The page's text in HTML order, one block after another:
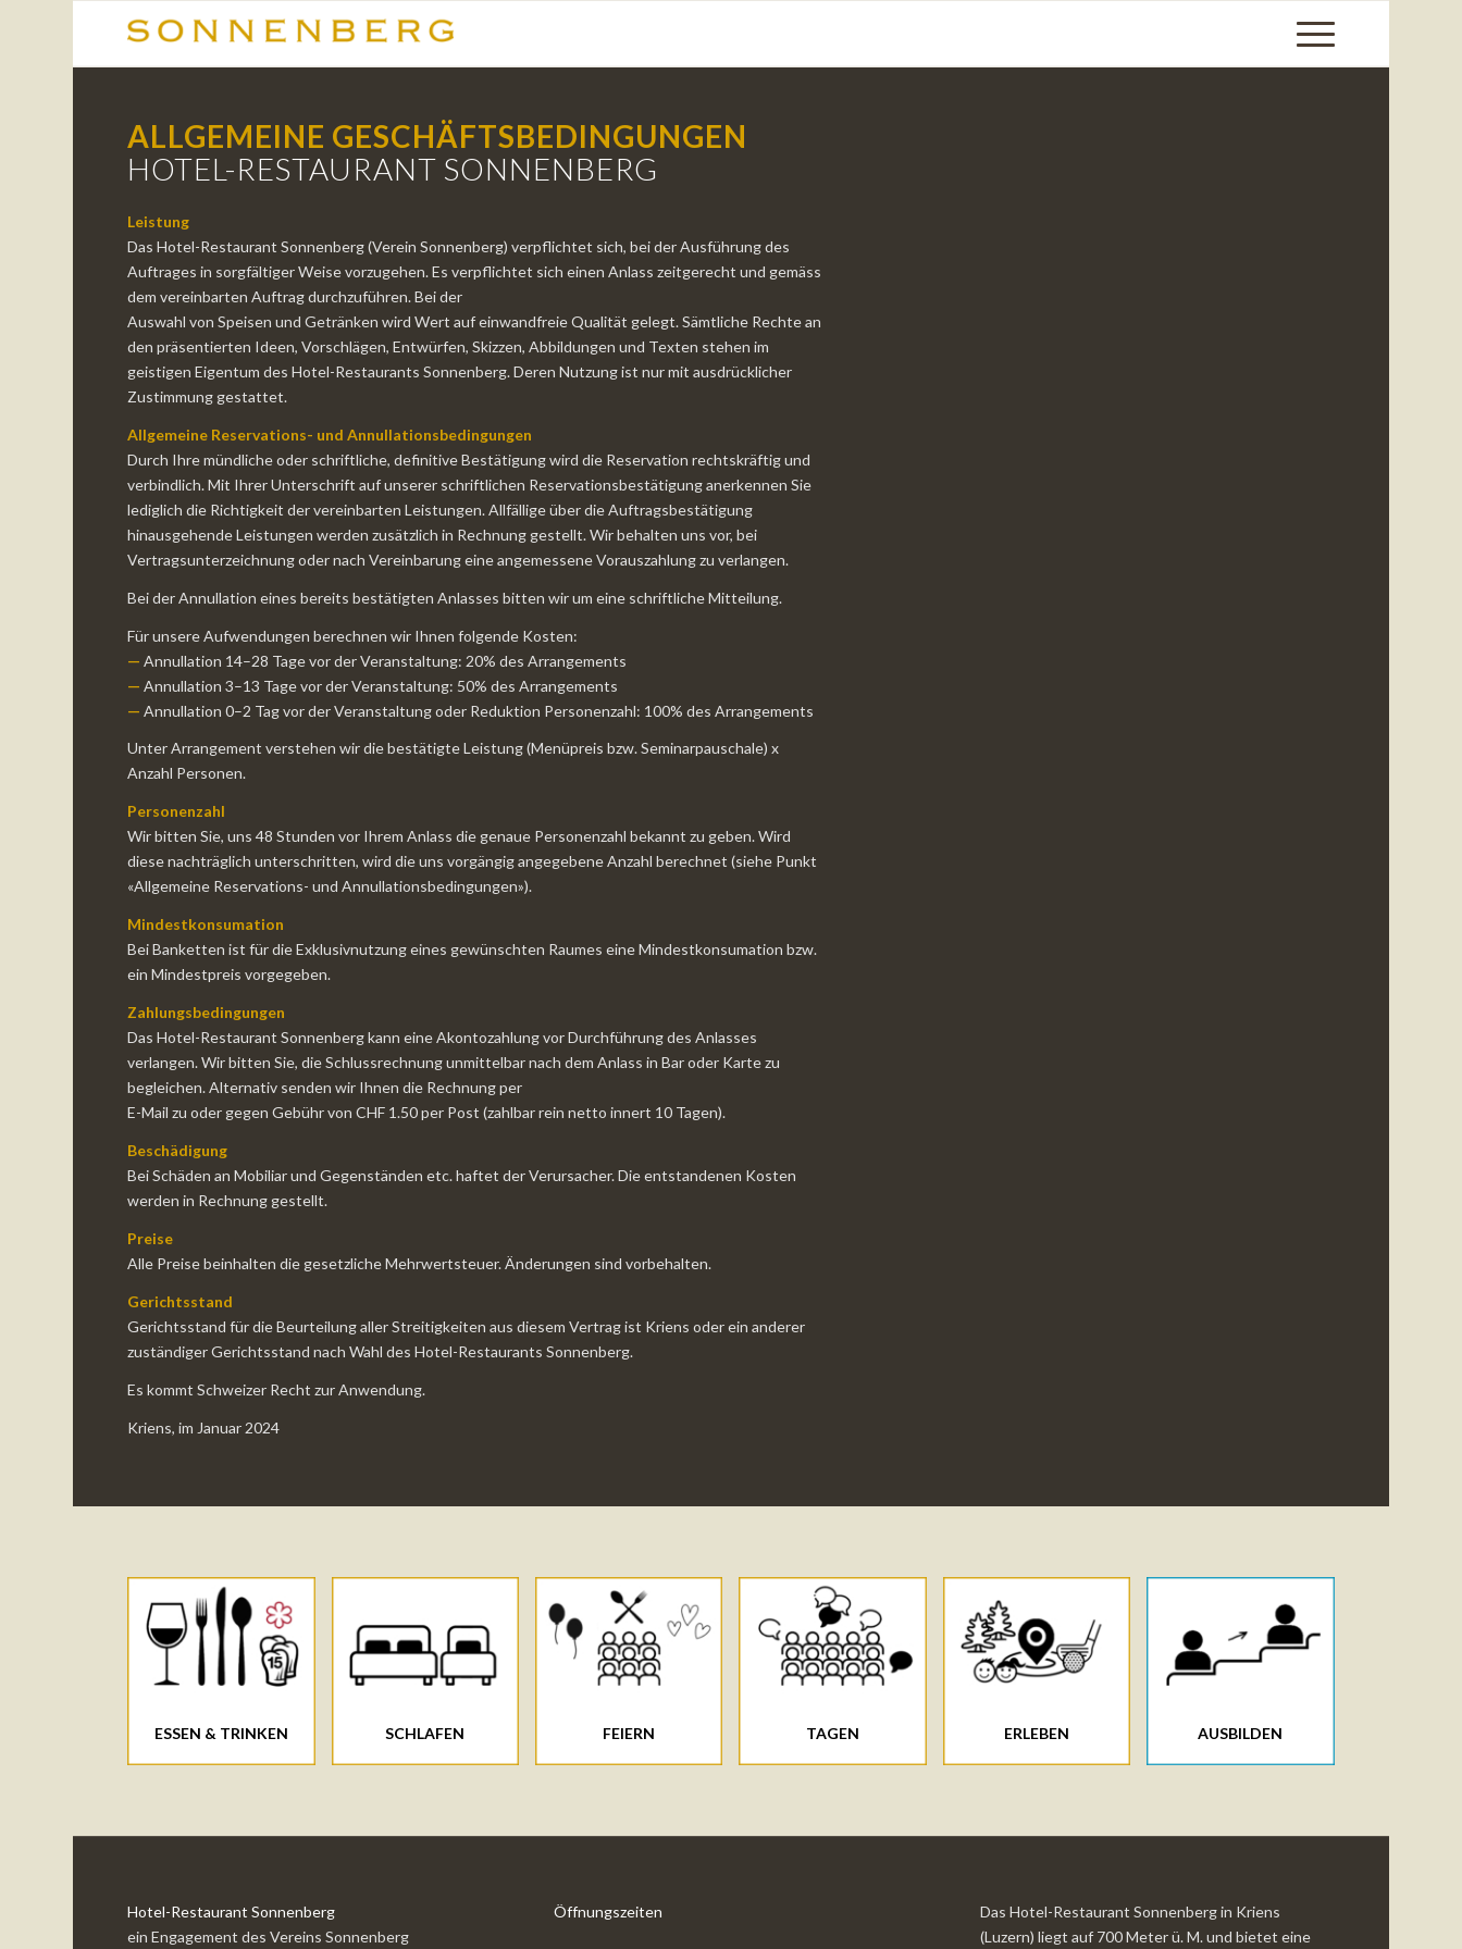
ALLGEMEINE GESCHÄFTSBEDINGUNGEN
HOTEL-RESTAURANT SONNENBERG
Leistung
Das Hotel-Restaurant Sonnenberg (Verein Sonnenberg) verpflichtet sich, bei der Ausführung des
Auftrages in sorgfältiger Weise vorzugehen. Es verpflichtet sich einen Anlass zeitgerecht und gemäss
dem vereinbarten Auftrag durchzuführen. Bei der
Auswahl von Speisen und Getränken wird Wert auf einwandfreie Qualität gelegt. Sämtliche Rechte an
den präsentierten Ideen, Vorschlägen, Entwürfen, Skizzen, Abbildungen und Texten stehen im
geistigen Eigentum des Hotel-Restaurants Sonnenberg. Deren Nutzung ist nur mit ausdrücklicher
Zustimmung gestattet.
Allgemeine Reservations- und Annullationsbedingungen
Durch Ihre mündliche oder schriftliche, definitive Bestätigung wird die Reservation rechtskräftig und
verbindlich. Mit Ihrer Unterschrift auf unserer schriftlichen Reservationsbestätigung anerkennen Sie
lediglich die Richtigkeit der vereinbarten Leistungen. Allfällige über die Auftragsbestätigung
hinausgehende Leistungen werden zusätzlich in Rechnung gestellt. Wir behalten uns vor, bei
Vertragsunterzeichnung oder nach Vereinbarung eine angemessene Vorauszahlung zu verlangen.
Bei der Annullation eines bereits bestätigten Anlasses bitten wir um eine schriftliche Mitteilung.
Für unsere Aufwendungen berechnen wir Ihnen folgende Kosten:
— Annullation 14–28 Tage vor der Veranstaltung: 20% des Arrangements
— Annullation 3–13 Tage vor der Veranstaltung: 50% des Arrangements
— Annullation 0–2 Tag vor der Veranstaltung oder Reduktion Personenzahl: 100% des Arrangements
Unter Arrangement verstehen wir die bestätigte Leistung (Menüpreis bzw. Seminarpauschale) x
Anzahl Personen.
Personenzahl
Wir bitten Sie, uns 48 Stunden vor Ihrem Anlass die genaue Personenzahl bekannt zu geben. Wird
diese nachträglich unterschritten, wird die uns vorgängig angegebene Anzahl berechnet (siehe Punkt
«Allgemeine Reservations- und Annullationsbedingungen»).
Mindestkonsumation
Bei Banketten ist für die Exklusivnutzung eines gewünschten Raumes eine Mindestkonsumation bzw.
ein Mindestpreis vorgegeben.
Zahlungsbedingungen
Das Hotel-Restaurant Sonnenberg kann eine Akontozahlung vor Durchführung des Anlasses
verlangen. Wir bitten Sie, die Schlussrechnung unmittelbar nach dem Anlass in Bar oder Karte zu
begleichen. Alternativ senden wir Ihnen die Rechnung per
E-Mail zu oder gegen Gebühr von CHF 1.50 per Post (zahlbar rein netto innert 10 Tagen).
Beschädigung
Bei Schäden an Mobiliar und Gegenständen etc. haftet der Verursacher. Die entstandenen Kosten
werden in Rechnung gestellt.
Preise
Alle Preise beinhalten die gesetzliche Mehrwertsteuer. Änderungen sind vorbehalten.
Gerichtsstand
Gerichtsstand für die Beurteilung aller Streitigkeiten aus diesem Vertrag ist Kriens oder ein anderer
zuständiger Gerichtsstand nach Wahl des Hotel-Restaurants Sonnenberg.
Es kommt Schweizer Recht zur Anwendung.
Kriens, im Januar 2024
ESSEN & TRINKEN SCHLAFEN FEIERN TAGEN ERLEBEN AUSBILDEN
Hotel-Restaurant Sonnenberg
ein Engagement des Vereins Sonnenberg
Öffnungszeiten
Das Hotel-Restaurant Sonnenberg in Kriens
(Luzern) liegt auf 700 Meter ü. M. und bietet eine